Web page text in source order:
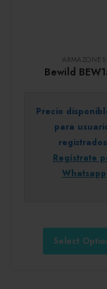
ARMAZONES
Bewild
Precio
para
Regístrate
Whatsapp
Select